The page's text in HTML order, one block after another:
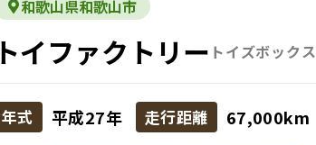
和歌山県和歌山市
トイファクトリー トイズボックス
年式 平成27年 走行距離 67,000km